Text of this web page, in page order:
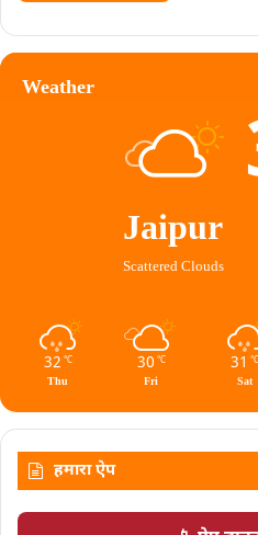
Weather
Jaipur
Scattered Clouds
32 ℃
Thu
30 ℃
Fri
31 ℃
Sat
हमारा ऐप